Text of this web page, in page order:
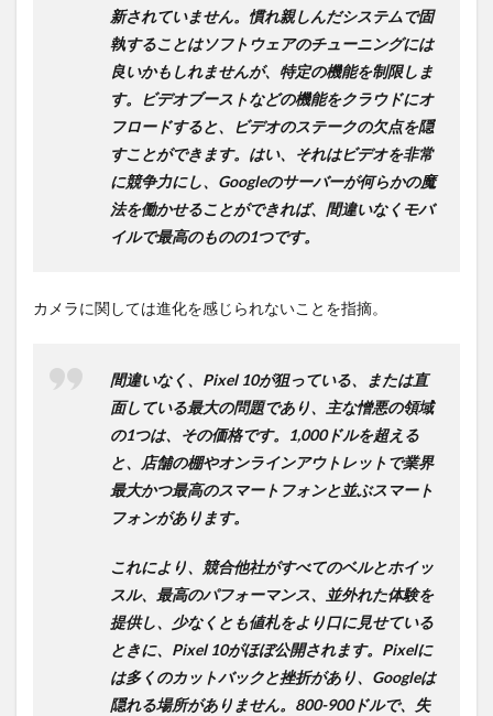
新されていません。慣れ親しんだシステムで固
執することはソフトウェアのチューニングには
良いかもしれませんが、特定の機能を制限しま
す。ビデオブーストなどの機能をクラウドにオ
フロードすると、ビデオのステークの欠点を隠
すことができます。はい、それはビデオを非常
に競争力にし、Googleのサーバーが何らかの魔
法を働かせることができれば、間違いなくモバ
イルで最高のものの1つです。
カメラに関しては進化を感じられないことを指摘。
間違いなく、Pixel 10が狙っている、または直
面している最大の問題であり、主な憎悪の領域
の1つは、その価格です。1,000ドルを超える
と、店舗の棚やオンラインアウトレットで業界
最大かつ最高のスマートフォンと並ぶスマート
フォンがあります。
これにより、競合他社がすべてのベルとホイッ
スル、最高のパフォーマンス、並外れた体験を
提供し、少なくとも値札をより口に見せている
ときに、Pixel 10がほぼ公開されます。Pixelに
は多くのカットバックと挫折があり、Googleは
隠れる場所がありません。800-900ドルで、失